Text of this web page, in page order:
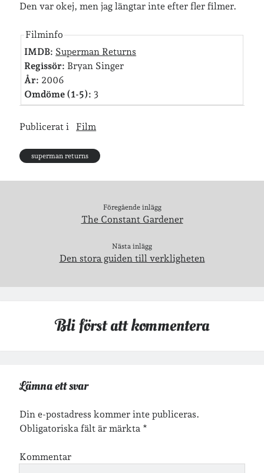
Jag bokför min läsning på Goodreads.
Geocaching
Etiketter
Bröllop
frågor & svar fågelskådning
födelsedag
Den var okej, men jag längtar inte efter fler filmer.
Filminfo
IMDB: Superman Returns
Regissör: Bryan Singer
År: 2006
Omdöme (1-5): 3
Publicerat i Film
superman returns
Föregående inlägg
The Constant Gardener
Nästa inlägg
Den stora guiden till verkligheten
Bli först att kommentera
Lämna ett svar
Din e-postadress kommer inte publiceras.
Obligatoriska fält är märkta *
Kommentar